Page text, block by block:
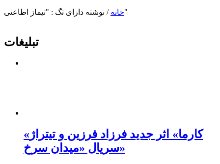
خانه / نوشته دارای تگ : "تیماز اطاعتی"
تبلیغات
«کارما» اثر جدید فرزاد فرزین و تیتراژ
سریال «میدان سرخ»